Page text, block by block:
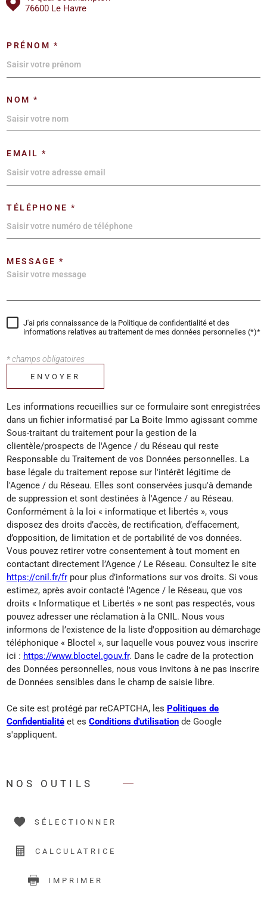
76600 Le Havre
PRÉNOM *
NOM *
EMAIL *
TÉLÉPHONE *
MESSAGE *
J'ai pris connaissance de la Politique de confidentialité et des
informations relatives au traitement de mes données personnelles (*)*
* champs obligatoires
ENVOYER
Les informations recueillies sur ce formulaire sont enregistrées
dans un fichier informatisé par La Boite Immo agissant comme
Sous-traitant du traitement pour la gestion de la
clientèle/prospects de l'Agence / du Réseau qui reste
Responsable du Traitement de vos Données personnelles. La
base légale du traitement repose sur l'intérêt légitime de
l'Agence / du Réseau. Elles sont conservées jusqu'à demande
de suppression et sont destinées à l'Agence / au Réseau.
Conformément à la loi « informatique et libertés », vous
disposez des droits d’accès, de rectification, d’effacement,
d’opposition, de limitation et de portabilité de vos données.
Vous pouvez retirer votre consentement à tout moment en
contactant directement l’Agence / Le Réseau. Consultez le site
https://cnil.fr/fr pour plus d’informations sur vos droits. Si vous
estimez, après avoir contacté l'Agence / le Réseau, que vos
droits « Informatique et Libertés » ne sont pas respectés, vous
pouvez adresser une réclamation à la CNIL. Nous vous
informons de l’existence de la liste d'opposition au démarchage
téléphonique « Bloctel », sur laquelle vous pouvez vous inscrire
ici : https://www.bloctel.gouv.fr. Dans le cadre de la protection
des Données personnelles, nous vous invitons à ne pas inscrire
de Données sensibles dans le champ de saisie libre.
Ce site est protégé par reCAPTCHA, les Politiques de
Confidentialité et es Conditions d'utilisation de Google
s'appliquent.
NOS OUTILS
SÉLECTIONNER
CALCULATRICE
IMPRIMER